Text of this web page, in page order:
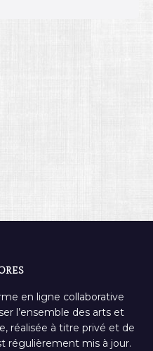
en ligne collaborative
l’ensemble des arts et
réalisée à titre privé et de
régulièrement mis à jour.